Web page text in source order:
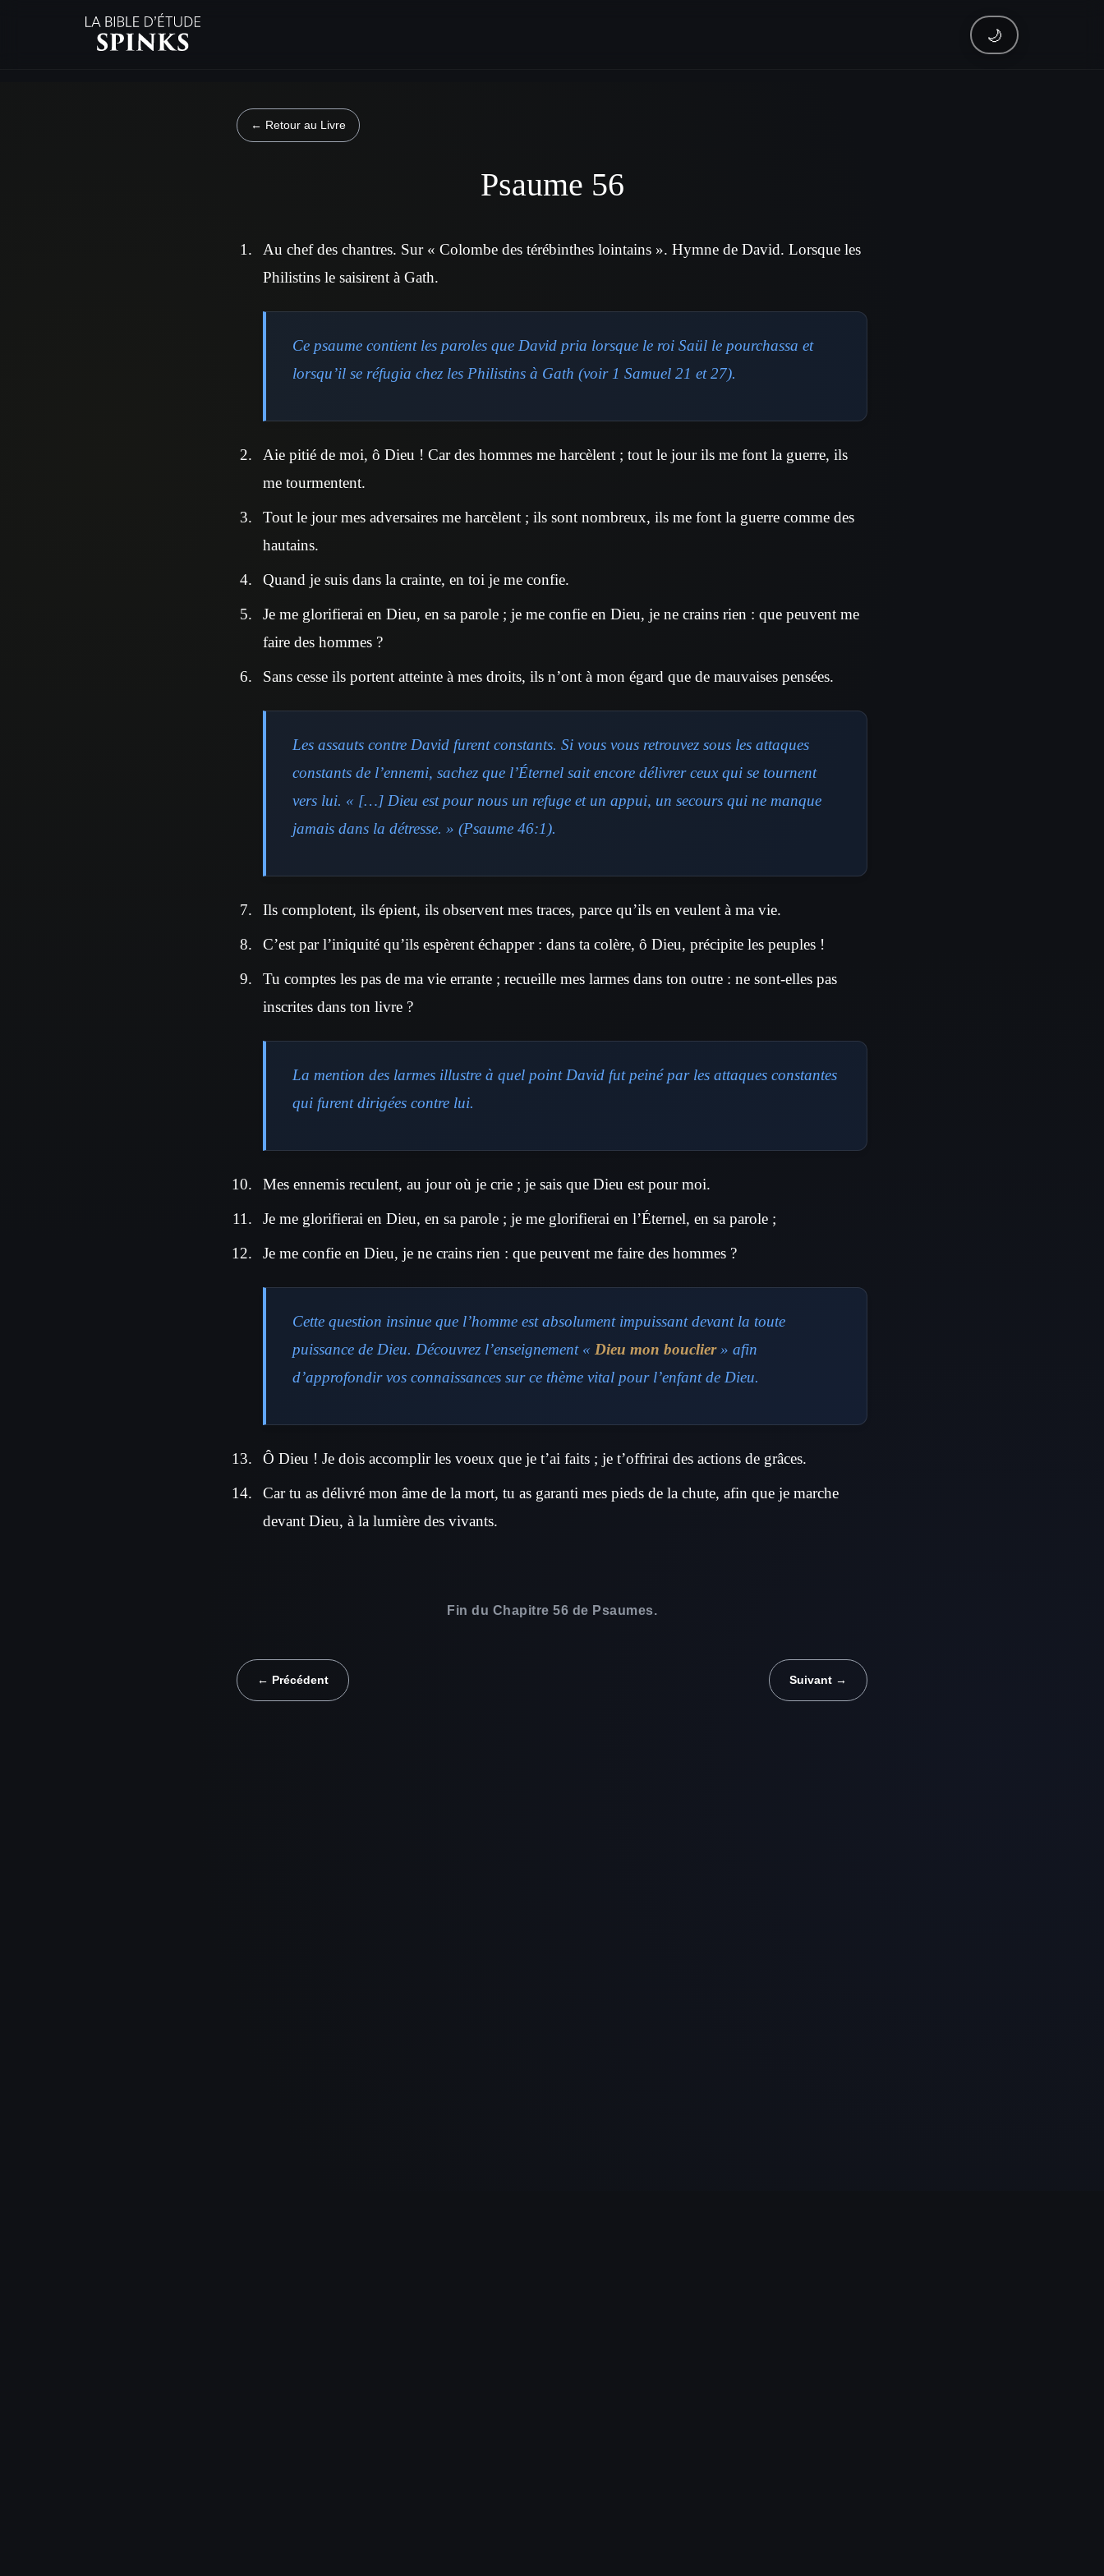
🌙
← Retour au Livre
Psaume 56
Au chef des chantres. Sur « Colombe des térébinthes lointains ». Hymne de David. Lorsque les
Philistins le saisirent à Gath.
Ce psaume contient les paroles que David pria lorsque le roi Saül le pourchassa et
lorsqu’il se réfugia chez les Philistins à Gath (voir 1 Samuel 21 et 27).
Aie pitié de moi, ô Dieu ! Car des hommes me harcèlent ; tout le jour ils me font la guerre, ils
me tourmentent.
Tout le jour mes adversaires me harcèlent ; ils sont nombreux, ils me font la guerre comme des
hautains.
Quand je suis dans la crainte, en toi je me confie.
Je me glorifierai en Dieu, en sa parole ; je me confie en Dieu, je ne crains rien : que peuvent me
faire des hommes ?
Sans cesse ils portent atteinte à mes droits, ils n’ont à mon égard que de mauvaises pensées.
Les assauts contre David furent constants. Si vous vous retrouvez sous les attaques
constants de l’ennemi, sachez que l’Éternel sait encore délivrer ceux qui se tournent
vers lui. « […] Dieu est pour nous un refuge et un appui, un secours qui ne manque
jamais dans la détresse. » (Psaume 46:1).
Ils complotent, ils épient, ils observent mes traces, parce qu’ils en veulent à ma vie.
C’est par l’iniquité qu’ils espèrent échapper : dans ta colère, ô Dieu, précipite les peuples !
Tu comptes les pas de ma vie errante ; recueille mes larmes dans ton outre : ne sont-elles pas
inscrites dans ton livre ?
La mention des larmes illustre à quel point David fut peiné par les attaques constantes
qui furent dirigées contre lui.
Mes ennemis reculent, au jour où je crie ; je sais que Dieu est pour moi.
Je me glorifierai en Dieu, en sa parole ; je me glorifierai en l’Éternel, en sa parole ;
Je me confie en Dieu, je ne crains rien : que peuvent me faire des hommes ?
Cette question insinue que l’homme est absolument impuissant devant la toute
puissance de Dieu. Découvrez l’enseignement « Dieu mon bouclier» afin
d’approfondir vos connaissances sur ce thème vital pour l’enfant de Dieu.
Ô Dieu ! Je dois accomplir les voeux que je t’ai faits ; je t’offrirai des actions de grâces.
Car tu as délivré mon âme de la mort, tu as garanti mes pieds de la chute, afin que je marche
devant Dieu, à la lumière des vivants.
Fin du Chapitre 56 de Psaumes.
← Précédent Suivant →